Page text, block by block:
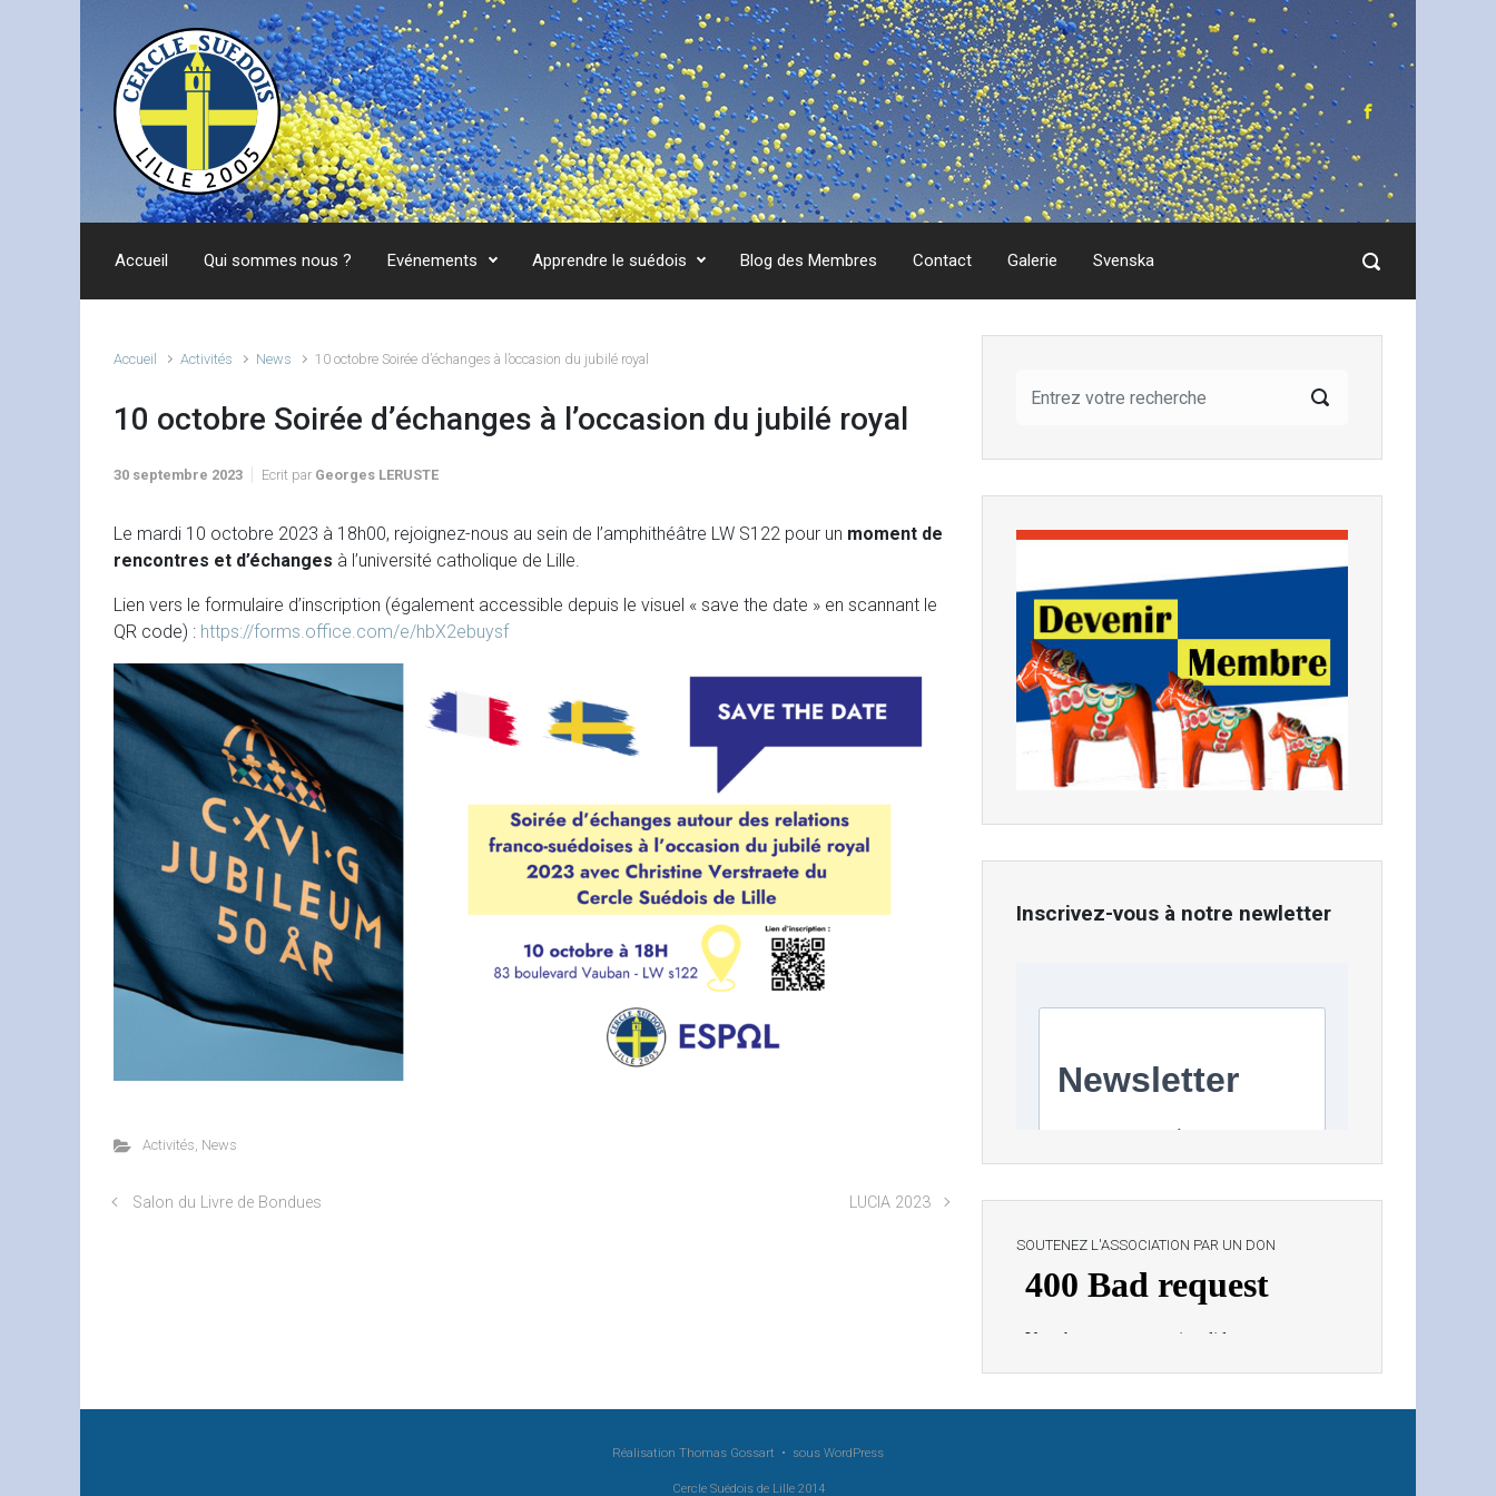
Skip to main content
Accueil Qui sommes nous ? Evénements Apprendre le suédois Blog des Membres Contact Galerie Svenska
Accueil Activités News 10 octobre Soirée d’échanges à l’occasion du jubilé royal
10 octobre Soirée d’échanges à l’occasion du jubilé royal
30 septembre 2023 Ecrit par Georges LERUSTE
Le mardi 10 octobre 2023 à 18h00, rejoignez-nous au sein de l’amphithéâtre LW S122 pour un moment de
rencontres et d’échanges à l’université catholique de Lille.
Lien vers le formulaire d’inscription (également accessible depuis le visuel « save the date » en scannant le
QR code) : https://forms.office.com/e/hbX2ebuysf
Activités, News
Salon du Livre de Bondues LUCIA 2023
Inscrivez-vous à notre newletter
SOUTENEZ L'ASSOCIATION PAR UN DON
Réalisation Thomas Gossart • sous WordPress
Cercle Suédois de Lille 2014